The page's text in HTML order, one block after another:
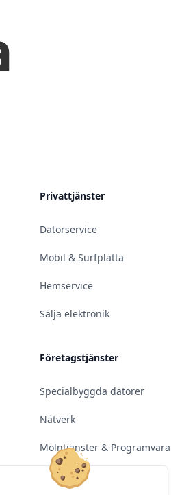
Privattjänster
Datorservice
Mobil & Surfplatta
Hemservice
Sälja elektronik
Företagstjänster
Specialbyggda datorer
Nätverk
Molntjänster & Programvara
Server & Backup